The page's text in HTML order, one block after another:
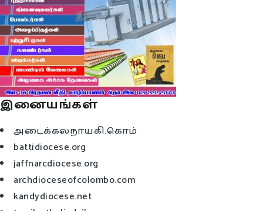
இனையங்கள்
அடைக்கலநாயகி.கொம்
battidiocese.org
jaffnarcdiocese.org
archdioceseofcolombo.com
kandydiocese.net